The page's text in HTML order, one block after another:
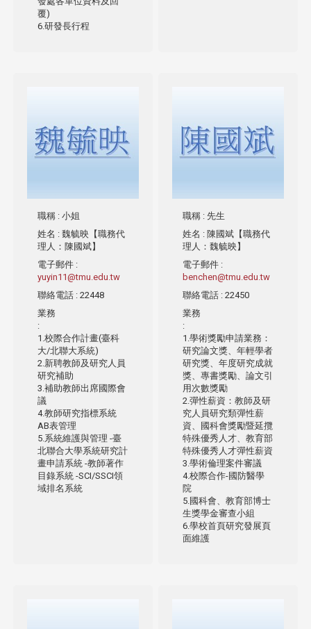
覆)
6.研發長行程
職稱 : 小姐
姓名 : 魏毓映【職務代
理人：陳國斌】
電子郵件 :
yuyin11@tmu.edu.tw
聯絡電話 : 22448
業務
:
1.校際合作計畫(臺科
大/北聯大系統)
2.新聘教師及研究人員
研究補助
3.補助教師出席國際會
議
4.教師研究指標系統
AB表管理
5.系統維護與管理 -臺
北聯合大學系統研究計
畫申請系統 -教師著作
目錄系統 -SCI/SSCI領
域排名系統
職稱 : 先生
姓名 : 陳國斌【職務代
理人：魏毓映】
電子郵件 :
benchen@tmu.edu.tw
聯絡電話 : 22450
業務
:
1.學術獎勵申請業務：
研究論文獎、年輕學者
研究獎、年度研究成就
獎、專書獎勵、論文引
用次數獎勵
2.彈性薪資：教師及研
究人員研究類彈性薪
資、國科會獎勵暨延攬
特殊優秀人才、教育部
特殊優秀人才彈性薪資
3.學術倫理案件審議
4.校際合作-國防醫學
院
5. 國科會、教育部博士
生獎學金審查小組
6.學校首頁研究發展頁
面維護